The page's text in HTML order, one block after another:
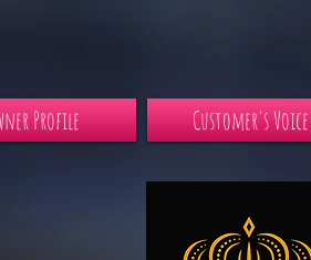
Profile Customer's Voice